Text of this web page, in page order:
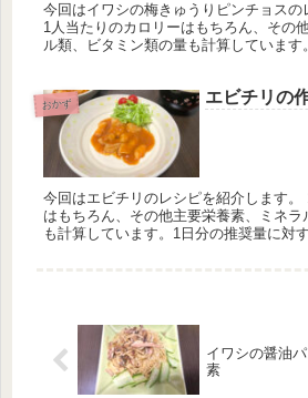
今回はイワシの梅きゅうりピンチョスの
1人当たりのカロリーはもちろん、その
ル類、ビタミン類の量も計算しています
おかず エビチリの
今回はエビチリのレシピを紹介します。
はもちろん、その他主要栄養素、ミネ
も計算しています。1日分の推奨量に対
イワシの醤油
素